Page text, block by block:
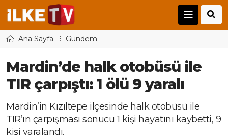
Ana Sayfa Gündem
Mardin’de halk otobüsü ile
TIR çarpıştı: 1 ölü 9 yaralı
Mardin’in Kızıltepe ilçesinde halk otobüsü ile
TIR’ın çarpışması sonucu 1 kişi hayatını kaybetti, 9
kişi yaralandı.